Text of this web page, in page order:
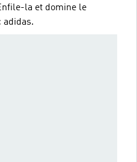
la et domine le
adidas.